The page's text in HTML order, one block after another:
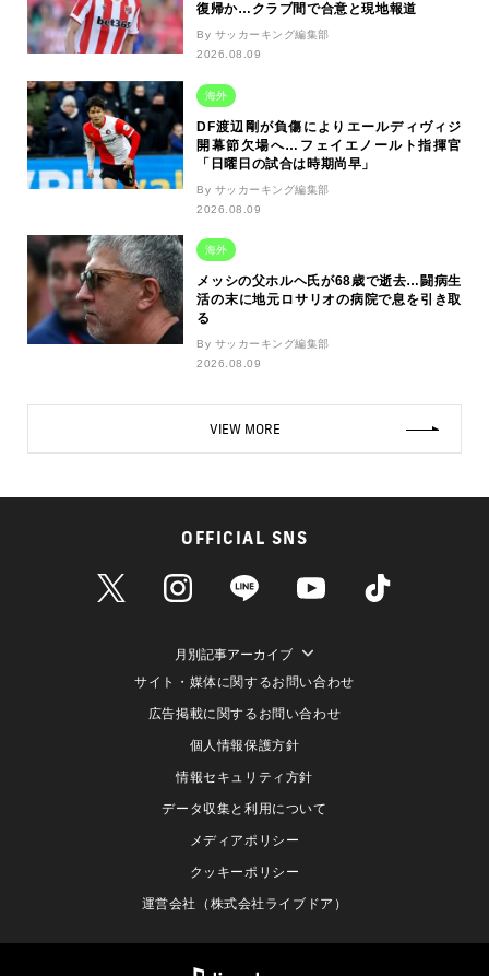
復帰か…クラブ間で合意と現地報道
By サッカーキング編集部
2026.08.09
海外
DF渡辺剛が負傷によりエールディヴィジ
開幕節欠場へ…フェイエノールト指揮官
「日曜日の試合は時期尚早」
By サッカーキング編集部
2026.08.09
海外
メッシの父ホルヘ氏が68歳で逝去…闘病生
活の末に地元ロサリオの病院で息を引き取
る
By サッカーキング編集部
2026.08.09
VIEW MORE
OFFICIAL SNS
月別記事アーカイブ
サイト・媒体に関するお問い合わせ
広告掲載に関するお問い合わせ
個人情報保護方針
情報セキュリティ方針
データ収集と利用について
メディアポリシー
クッキーポリシー
運営会社（株式会社ライブドア）